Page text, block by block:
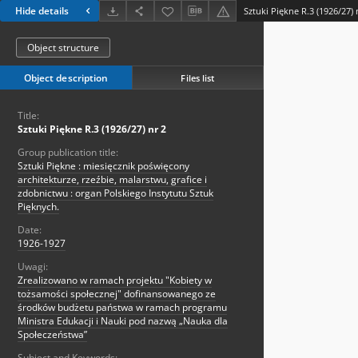
Hide details Sztuki Piękne R.3 (1926/27)
Object structure
Object description Files list
Title:
Sztuki Piękne R.3 (1926/27) nr 2
Group publication title:
Sztuki Piękne : miesięcznik poświęcony
architekturze, rzeźbie, malarstwu, grafice i
zdobnictwu : organ Polskiego Instytutu Sztuk
Pięknych.
Date:
1926-1927
Uwagi:
Zrealizowano w ramach projektu "Kobiety w
tożsamości społecznej" dofinansowanego ze
środków budżetu państwa w ramach programu
Ministra Edukacji i Nauki pod nazwą „Nauka dla
Społeczeństwa”